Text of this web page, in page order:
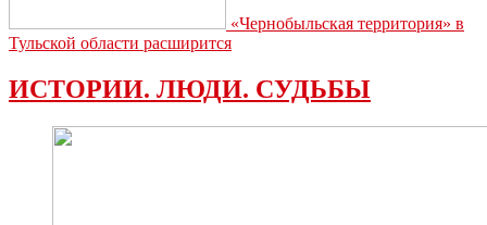
«Чернобыльская территория» в
Тульской области расширится
ИСТОРИИ. ЛЮДИ. СУДЬБЫ